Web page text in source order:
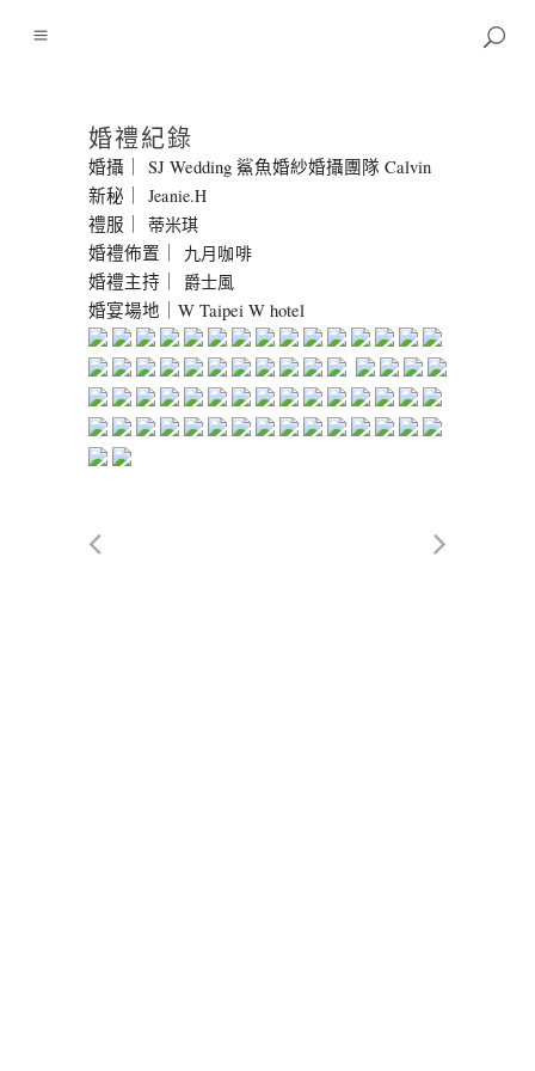
婚禮紀錄
婚攝｜ SJ Wedding 鯊魚婚紗婚攝團隊 Calvin
新秘｜ Jeanie.H
禮服｜ 蒂米琪
婚禮佈置｜ 九月咖啡
婚禮主持｜ 爵士風
婚宴場地｜W Taipei W hotel